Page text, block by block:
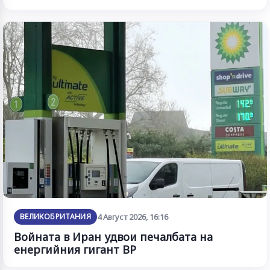
ВЕЛИКОБРИТАНИЯ 4 Август 2026, 16:16
Войната в Иран удвои печалбата на
енергийния гигант BP